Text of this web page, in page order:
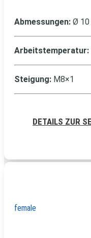
Abmessungen: Ø 10
Arbeitstemperatur:
Steigung: M8×1
DETAILS ZUR
female